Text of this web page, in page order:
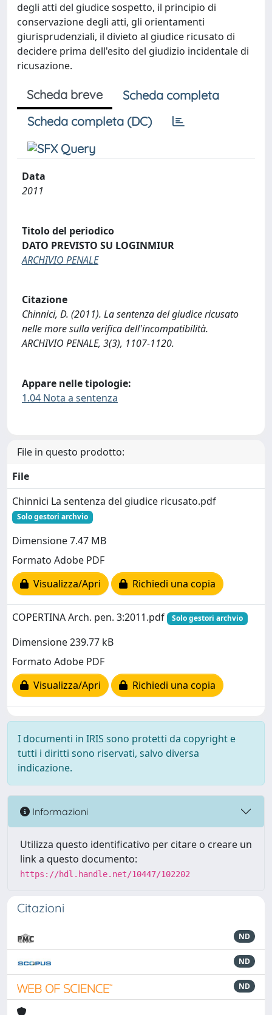
degli atti del giudice sospetto, il principio di
conservazione degli atti, gli orientamenti
giurisprudenziali, il divieto al giudice ricusato di
decidere prima dell'esito del giudizio incidentale di
ricusazione.
Scheda breve
Scheda completa
Scheda completa (DC)
Data
2011
Titolo del periodico
DATO PREVISTO SU LOGINMIUR
ARCHIVIO PENALE
Citazione
Chinnici, D. (2011). La sentenza del giudice ricusato
nelle more sulla verifica dell'incompatibilità.
ARCHIVIO PENALE, 3(3), 1107-1120.
Appare nelle tipologie:
1.04 Nota a sentenza
File in questo prodotto:
File
Chinnici La sentenza del giudice ricusato.pdf
Solo gestori archvio
Dimensione 7.47 MB
Formato Adobe PDF
Visualizza/Apri
Richiedi una copia
COPERTINA Arch. pen. 3:2011.pdf Solo gestori archvio
Dimensione 239.77 kB
Formato Adobe PDF
Visualizza/Apri
Richiedi una copia
I documenti in IRIS sono protetti da copyright e
tutti i diritti sono riservati, salvo diversa
indicazione.
Informazioni
Utilizza questo identificativo per citare o creare un
link a questo documento:
https://hdl.handle.net/10447/102202
Citazioni
ND
ND
ND